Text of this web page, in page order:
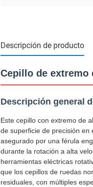
Descripción de producto
Cepillo de extremo
Descripción general
Este cepillo con extremo de
de superficie de precisión en
asegurado por una férula
durante la rotación a alta
herramientas eléctricas
que los cepillos de ruedas
residuales, con múltiples